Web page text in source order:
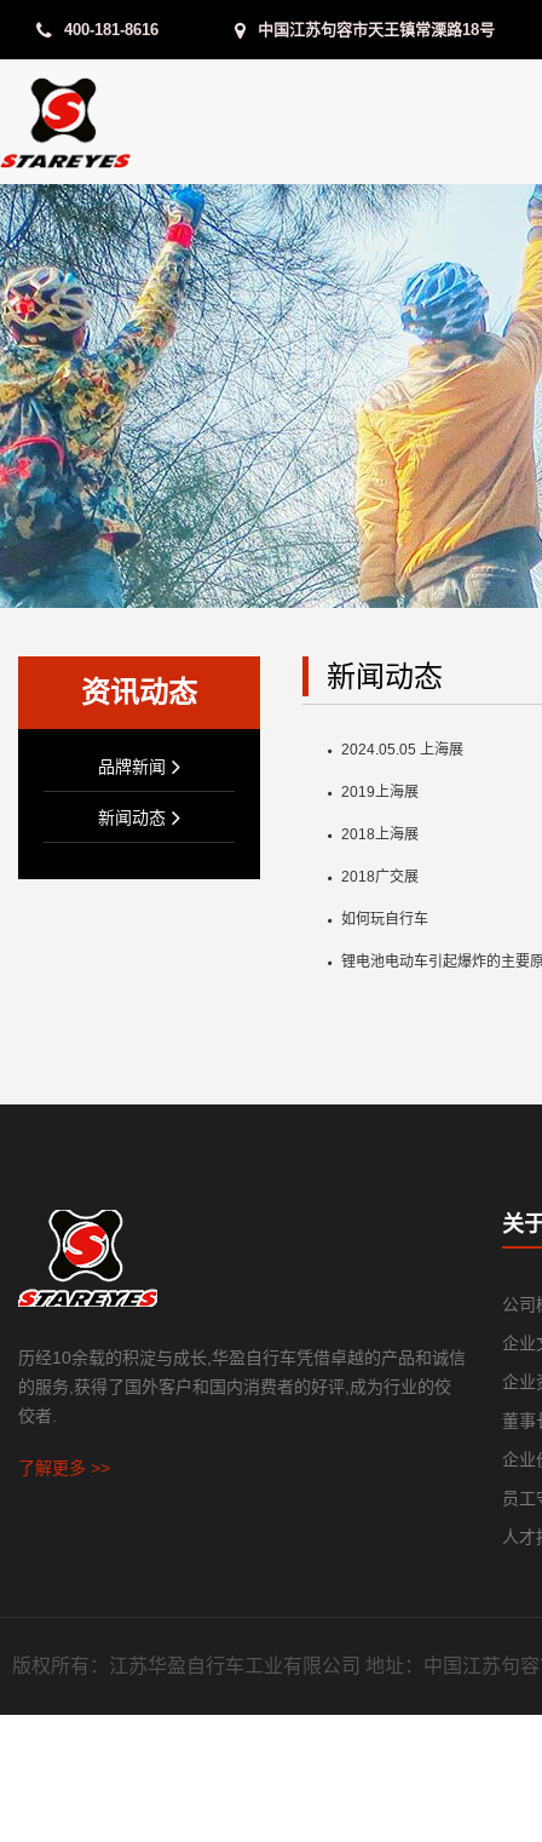
400-181-8616 中国江苏句容市天王镇常溧路18号
资讯动态
品牌新闻
新闻动态
新闻动态
2024.05.05 上海展
2019上海展
2018上海展
2018广交展
如何玩自行车
锂电池电动车引起爆炸的主要
历经10余载的积淀与成长,华盈自行车凭借卓越的产品和诚信
的服务,获得了国外客户和国内消费者的好评,成为行业的佼
佼者.
了解更多 >>
关
公司
企业
企业
董事
企业
员工
人才
版权所有：江苏华盈自行车工业有限公司 地址：中国江苏句